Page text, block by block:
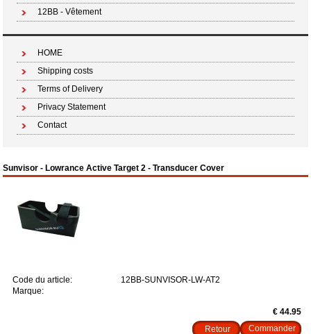
12BB - Vêtement
HOME
Shipping costs
Terms of Delivery
Privacy Statement
Contact
Sunvisor - Lowrance Active Target 2 - Transducer Cover
Code du article:
12BB-SUNVISOR-LW-AT2
Marque:
€ 44.95
Retour